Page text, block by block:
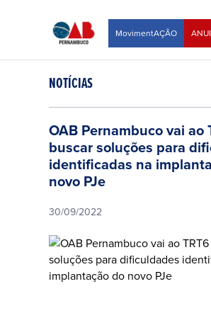
MovimentAÇÃO
NOTÍCIAS
OAB Pernambuco vai ao
buscar soluções para
identificadas na
novo PJe
30/09/2022